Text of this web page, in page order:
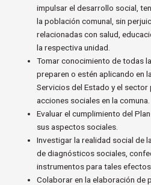
impulsar el desarrollo social,
la población comunal, sin
relacionadas con salud,
la respectiva unidad.
Tomar conocimiento de todas
preparen o estén aplicando en
Servicios del Estado y el
acciones sociales en la comuna.
Evaluar el cumplimiento del
sus aspectos sociales.
Investigar la realidad social de
de diagnósticos sociales,
instrumentos para tales efectos.
Colaborar en la elaboración de